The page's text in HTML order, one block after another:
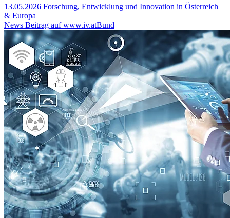
13.05.2026 Forschung, Entwicklung und Innovation in Österreich
& Europa
News Beitrag auf www.iv.atBund